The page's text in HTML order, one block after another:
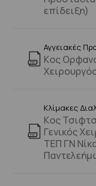
επίδειξη)
Αγγειακές
Kος
Κλίμακες
Kος
Γενικός
ΤΕΠ ΓΝ